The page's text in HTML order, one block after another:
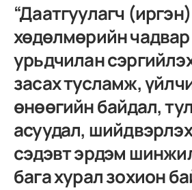
“Даатгуулагч
хөдөлмөрийн
урьдчилан
засах тусламж,
өнөөгийн байдал,
асуудал,
сэдэвт эрдэм
бага хурал зохион